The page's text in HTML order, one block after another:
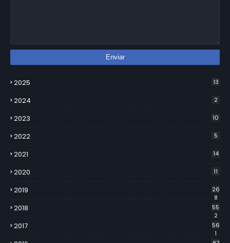
2025 13
2024 2
2023 10
2022 5
2021 14
2020 11
2019
26
8
2018
55
2
2017
56
1